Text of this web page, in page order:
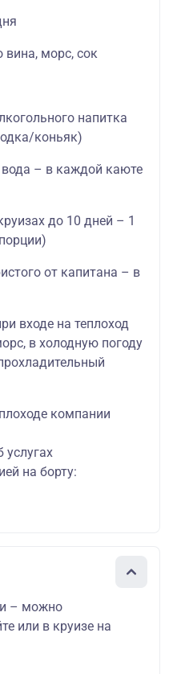
вина, морс, сок
напитка
коньяк)
– в каждой каюте
до 10 дней – 1
от капитана – в
входе на теплоход
в холодную погоду
компании
на борту:
– можно
или в круизе на